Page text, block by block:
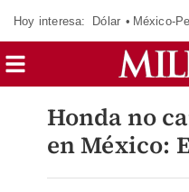
Hoy interesa: Dólar México-
Honda no
en México: